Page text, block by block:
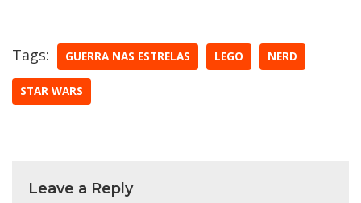
Tags: GUERRA NAS ESTRELAS LEGO NERD
STAR WARS
Leave a Reply